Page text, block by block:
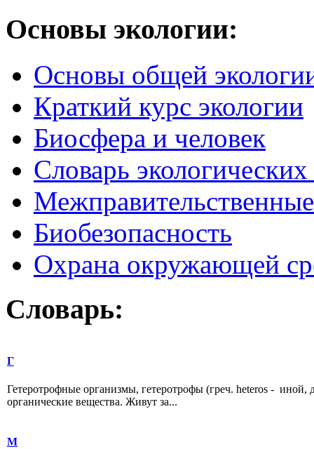
Основы экологии:
Основы общей
Краткий курс экологии
Биосфера и человек
Словарь
Биобезопасность
Охрана окружающей
Словарь:
Г
Гетеротрофные организмы, гетеротрофы (греч. heteros -
органические вещества. Живут за...
М